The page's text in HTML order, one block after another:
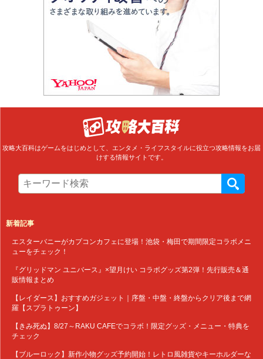
攻略大百科はゲームをはじめとして、エンタメ・ライフスタイルに役立つ攻略情報をお届
けする情報サイトです。
新着記事
エスターバニーがカプコンカフェに登場！池袋・梅田で期間限定コラボメニ
ューをチェック！
『グリッドマン ユニバース』×望月けい コラボグッズ第2弾！先行販売＆通
販情報まとめ
【レイダース】おすすめガジェット｜序盤・中盤・終盤からクリア後まで網
羅【スプラトゥーン】
【きみ死ぬ】8/27～RAKU CAFEでコラボ！限定グッズ・メニュー・特典を
チェック
【ブルーロック】新作小物グッズ予約開始！レトロ風雑貨やキーホルダーな